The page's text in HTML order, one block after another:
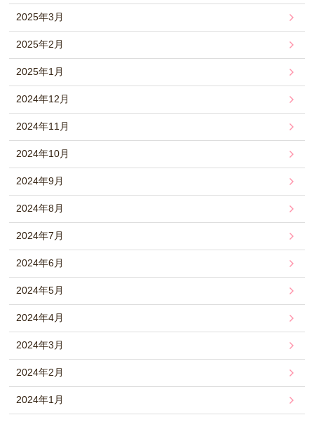
2025年3月
2025年2月
2025年1月
2024年12月
2024年11月
2024年10月
2024年9月
2024年8月
2024年7月
2024年6月
2024年5月
2024年4月
2024年3月
2024年2月
2024年1月